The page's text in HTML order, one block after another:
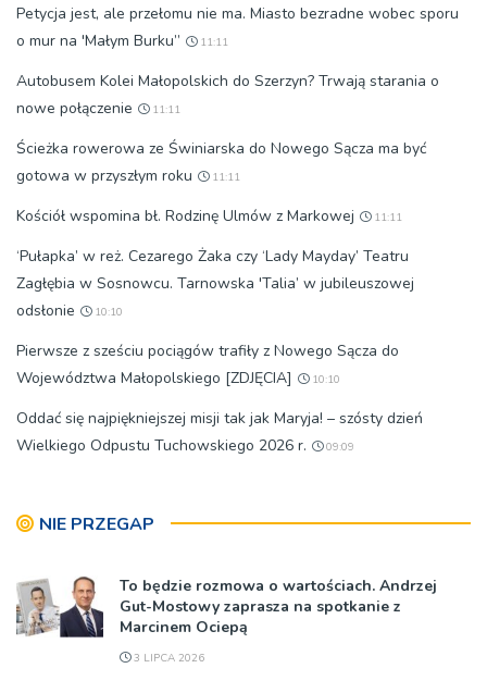
Petycja jest, ale przełomu nie ma. Miasto bezradne wobec sporu
o mur na 'Małym Burku”
11:11
Autobusem Kolei Małopolskich do Szerzyn? Trwają starania o
nowe połączenie
11:11
Ścieżka rowerowa ze Świniarska do Nowego Sącza ma być
gotowa w przyszłym roku
11:11
Kościół wspomina bł. Rodzinę Ulmów z Markowej 11:11
‘Pułapka’ w reż. Cezarego Żaka czy ‘Lady Mayday’ Teatru
Zagłębia w Sosnowcu. Tarnowska 'Talia’ w jubileuszowej
odsłonie
10:10
Pierwsze z sześciu pociągów trafiły z Nowego Sącza do
Województwa Małopolskiego [ZDJĘCIA]
10:10
Oddać się najpiękniejszej misji tak jak Maryja! – szósty dzień
Wielkiego Odpustu Tuchowskiego 2026 r.
09:09
NIE PRZEGAP
To będzie rozmowa o wartościach. Andrzej
Gut-Mostowy zaprasza na spotkanie z
Marcinem Ociepą
3 LIPCA 2026